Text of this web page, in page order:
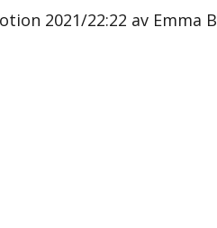
2021/22:22 av Emma